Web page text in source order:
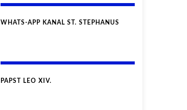
WHATS-APP KANAL ST. STEPHANUS
PAPST LEO XIV.